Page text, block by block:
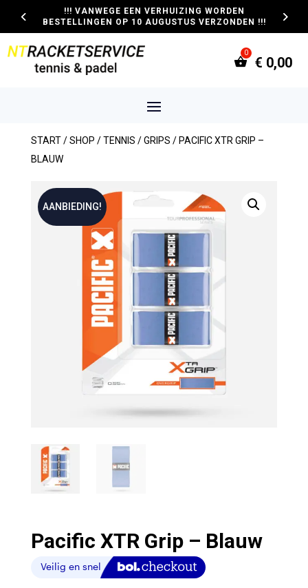
!!! VANWEGE EEN VERHUIZING WORDEN
BESTELLINGEN OP 10 AUGUSTUS VERZONDEN !!!
€ 0,00
START/SHOP /TENNIS /GRIPS / PACIFIC XTR GRIP –
BLAUW
AANBIEDING!
Pacific XTR Grip – Blauw